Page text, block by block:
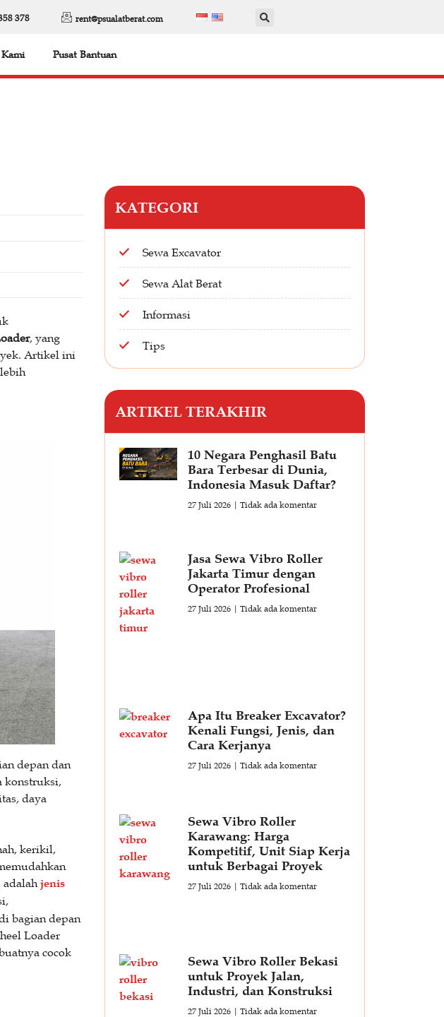
378 rent@psualatberat.com
Pusat Bantuan
, yang
Artikel ini
depan dan
konstruksi,
daya
kerikil,
adalah jenis
bagian depan
Loader
cocok
KATEGORI
Sewa Excavator
Sewa Alat Berat
Informasi
Tips
ARTIKEL TERAKHIR
10 Negara Penghasil Batu
Bara Terbesar di Dunia,
Indonesia Masuk Daftar?
27 Juli 2026 Tidak ada komentar
Jasa Sewa Vibro Roller
Jakarta Timur dengan
Operator Profesional
27 Juli 2026 Tidak ada komentar
Apa Itu Breaker Excavator?
Kenali Fungsi, Jenis, dan
Cara Kerjanya
27 Juli 2026 Tidak ada komentar
Sewa Vibro Roller
Karawang: Harga
Kompetitif, Unit Siap Kerja
untuk Berbagai Proyek
27 Juli 2026 Tidak ada komentar
Sewa Vibro Roller Bekasi
untuk Proyek Jalan,
Industri, dan Konstruksi
27 Juli 2026 Tidak ada komentar